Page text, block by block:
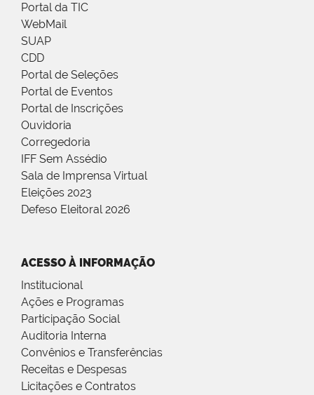
Portal da TIC
WebMail
SUAP
CDD
Portal de Seleções
Portal de Eventos
Portal de Inscrições
Ouvidoria
Corregedoria
IFF Sem Assédio
Sala de Imprensa Virtual
Eleições 2023
Defeso Eleitoral 2026
ACESSO À INFORMAÇÃO
Institucional
Ações e Programas
Participação Social
Auditoria Interna
Convênios e Transferências
Receitas e Despesas
Licitações e Contratos